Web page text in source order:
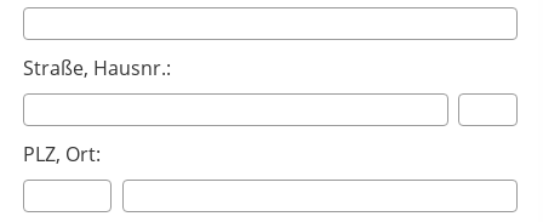
Straße, Hausnr.:
PLZ, Ort: